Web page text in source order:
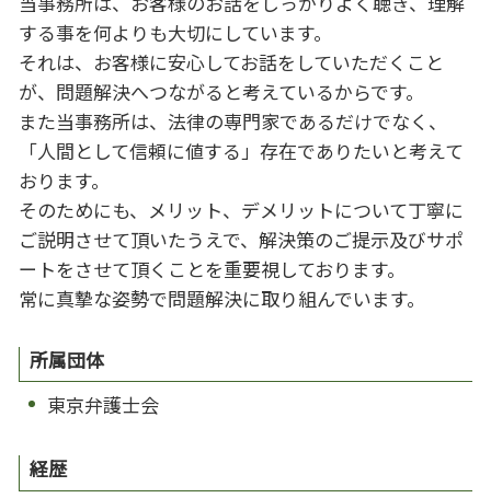
する事を何よりも大切にしています。
それは、お客様に安心してお話をしていただくこと
が、問題解決へつながると考えているからです。
また当事務所は、法律の専門家であるだけでなく、
「人間として信頼に値する」存在でありたいと考えて
おります。
そのためにも、メリット、デメリットについて丁寧に
ご説明させて頂いたうえで、解決策のご提示及びサポ
ートをさせて頂くことを重要視しております。
常に真摯な姿勢で問題解決に取り組んでいます。
所属団体
東京弁護士会
経歴